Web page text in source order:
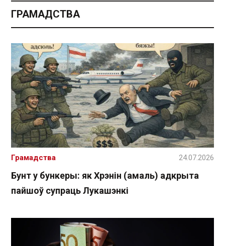
ГРАМАДСТВА
Бунт у бункеры: як Хрэнін (амаль) адкрыта
пайшоў супраць Лукашэнкі
Грамадства 24.07.2026